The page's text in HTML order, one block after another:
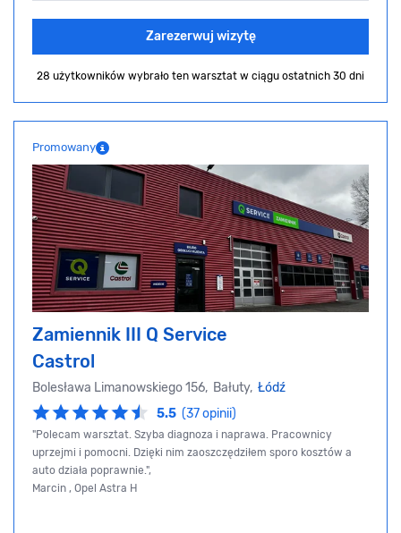
Zarezerwuj wizytę
28 użytkowników wybrało ten warsztat w ciągu ostatnich 30 dni
Promowany
Zamiennik III Q Service
Castrol
Bolesława Limanowskiego 156, Bałuty, Łódź
5.5 (37 opinii)
"Polecam warsztat. Szyba diagnoza i naprawa. Pracownicy
uprzejmi i pomocni. Dzięki nim zaoszczędziłem sporo kosztów a
auto działa poprawnie.",
Marcin , Opel Astra H